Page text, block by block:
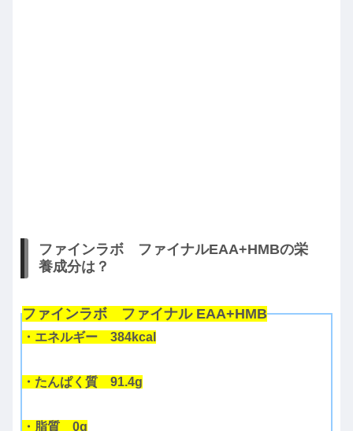
ファインラボ ファイナルEAA+HMBの栄
養成分は？
ファインラボ ファイナル EAA+HMB
・エネルギー 384kcal
・たんぱく質 91.4g
・脂質 0g